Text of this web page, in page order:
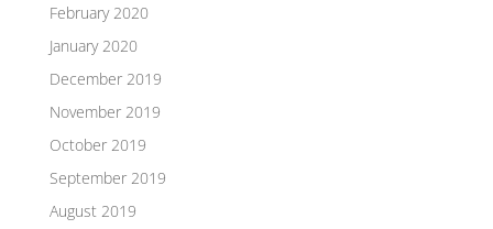
February 2020
January 2020
December 2019
November 2019
October 2019
September 2019
August 2019